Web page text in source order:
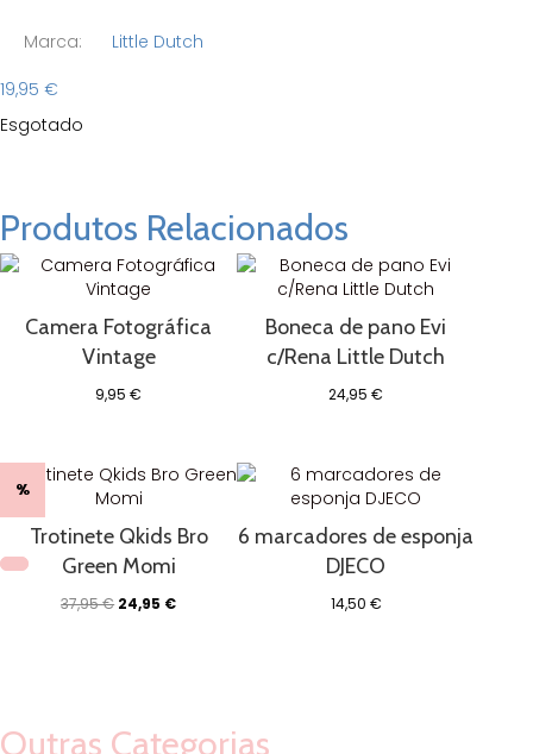
Marca:
Little Dutch
19,95 €
Esgotado
Produtos Relacionados
Camera Fotográfica
Vintage
9,95€
Boneca de pano Evi
c/Rena Little Dutch
24,95€
%
Trotinete Qkids Bro
Green Momi
37,95€ O
24,95 €O
6 marcadores de esponja
DJECO
14,50 €
Outras Categorias